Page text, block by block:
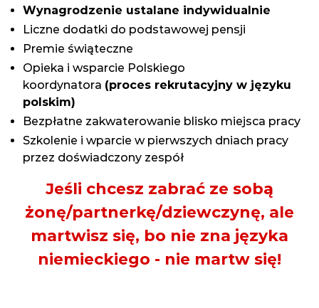
Wynagrodzenie ustalane indywidualnie
Liczne dodatki do podstawowej pensji
Premie świąteczne
Opieka i wsparcie Polskiego
koordynatora (proces rekrutacyjny w języku
polskim)
Bezpłatne zakwaterowanie blisko miejsca pracy
Szkolenie i wparcie w pierwszych dniach pracy
przez doświadczony zespół
Jeśli chcesz zabrać ze sobą
żonę/partnerkę/dziewczynę, ale
martwisz się, bo nie zna języka
niemieckiego - nie martw się!